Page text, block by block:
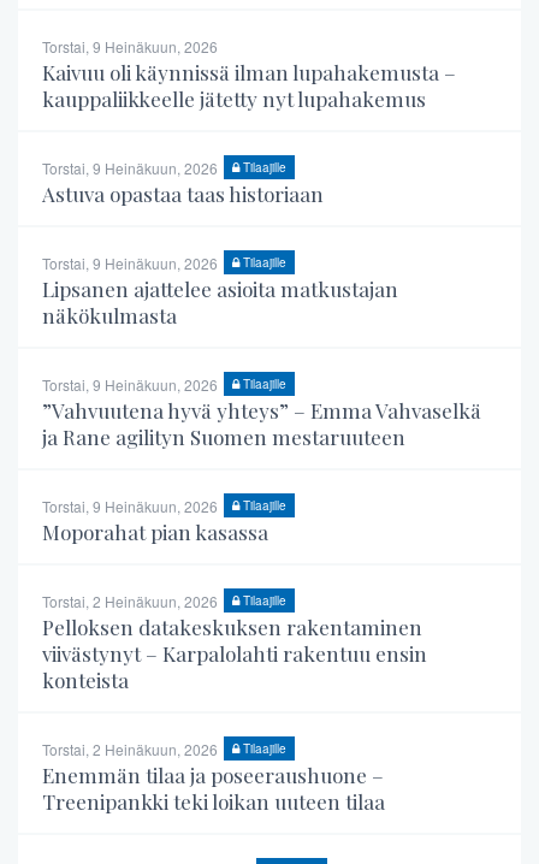
Torstai, 9 Heinäkuun, 2026
Kaivuu oli käynnissä ilman lupahakemusta –
kauppaliikkeelle jätetty nyt lupahakemus
Torstai, 9 Heinäkuun, 2026 Tilaajille
Astuva opastaa taas historiaan
Torstai, 9 Heinäkuun, 2026 Tilaajille
Lipsanen ajattelee asioita matkustajan
näkökulmasta
Torstai, 9 Heinäkuun, 2026 Tilaajille
”Vahvuutena hyvä yhteys” – Emma Vahvaselkä
ja Rane agilityn Suomen mestaruuteen
Torstai, 9 Heinäkuun, 2026 Tilaajille
Moporahat pian kasassa
Torstai, 2 Heinäkuun, 2026 Tilaajille
Pelloksen datakeskuksen rakentaminen
viivästynyt – Karpalolahti rakentuu ensin
konteista
Torstai, 2 Heinäkuun, 2026 Tilaajille
Enemmän tilaa ja poseeraushuone –
Treenipankki teki loikan uuteen tilaa